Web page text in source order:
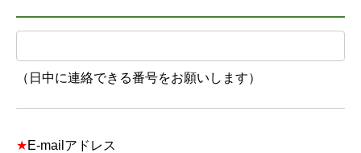
（日中に連絡できる番号をお願いします）
★E-mailアドレス